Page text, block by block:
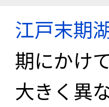
江戸末期
期にかけ
大きく異